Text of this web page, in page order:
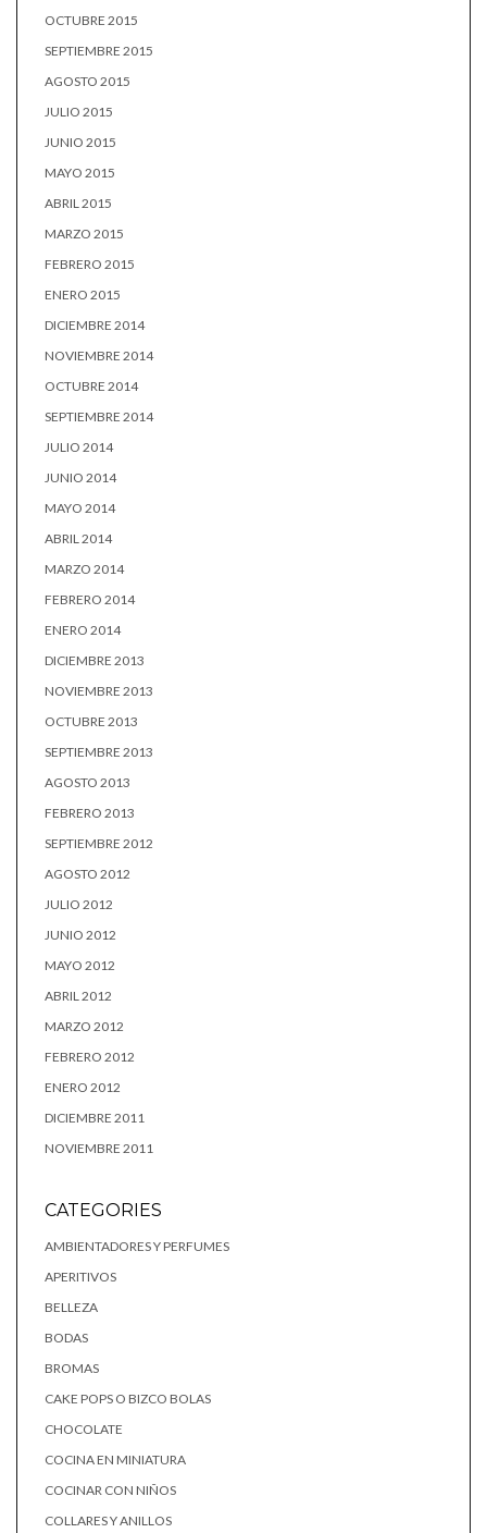
OCTUBRE 2015
SEPTIEMBRE 2015
AGOSTO 2015
JULIO 2015
JUNIO 2015
MAYO 2015
ABRIL 2015
MARZO 2015
FEBRERO 2015
ENERO 2015
DICIEMBRE 2014
NOVIEMBRE 2014
OCTUBRE 2014
SEPTIEMBRE 2014
JULIO 2014
JUNIO 2014
MAYO 2014
ABRIL 2014
MARZO 2014
FEBRERO 2014
ENERO 2014
DICIEMBRE 2013
NOVIEMBRE 2013
OCTUBRE 2013
SEPTIEMBRE 2013
AGOSTO 2013
FEBRERO 2013
SEPTIEMBRE 2012
AGOSTO 2012
JULIO 2012
JUNIO 2012
MAYO 2012
ABRIL 2012
MARZO 2012
FEBRERO 2012
ENERO 2012
DICIEMBRE 2011
NOVIEMBRE 2011
CATEGORIES
AMBIENTADORES Y PERFUMES
APERITIVOS
BELLEZA
BODAS
BROMAS
CAKE POPS O BIZCO BOLAS
CHOCOLATE
COCINA EN MINIATURA
COCINAR CON NIÑOS
COLLARES Y ANILLOS